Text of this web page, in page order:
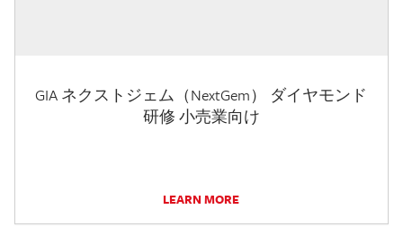
GIA ネクストジェム（NextGem） ダイヤモンド
研修 小売業向け
LEARN MORE